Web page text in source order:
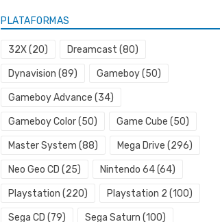
PLATAFORMAS
32X(20) Dreamcast (80)
Dynavision (89) Gameboy(50)
Gameboy Advance (34)
Gameboy Color(50) Game Cube (50)
Master System (88) Mega Drive (296)
Neo Geo CD (25) Nintendo 64(64)
Playstation (220) Playstation 2 (100)
Sega CD (79) Sega Saturn (100)